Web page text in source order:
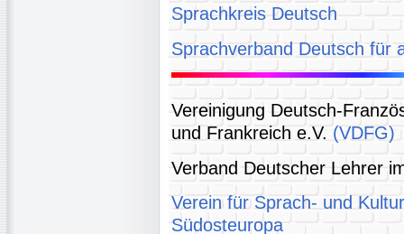
Sprachkreis Deutsch
Sprachverband Deutsch für
Vereinigung Deutsch-
und Frankreich e.V. (VDFG)
Verband Deutscher Lehrer
Verein für Sprach- und
Südosteuropa